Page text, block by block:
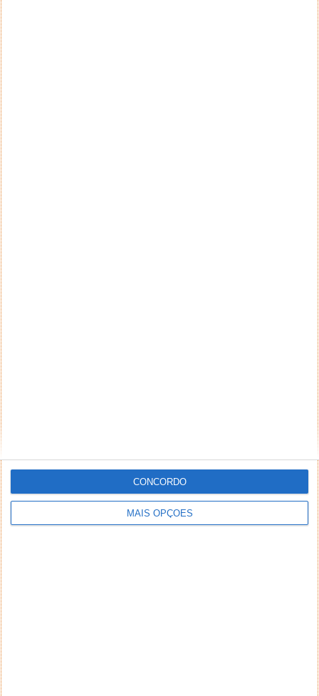
MAIS OPÇÕES
CONCORDO